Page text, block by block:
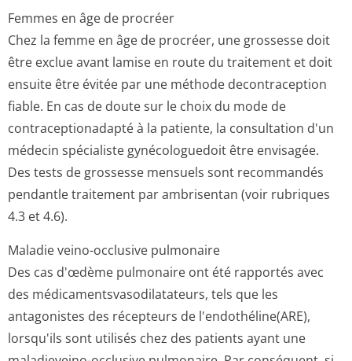
Femmes en âge de procréer
Chez la femme en âge de procréer, une grossesse doit
être exclue avant lamise en route du traitement et doit
ensuite être évitée par une méthode decontraception
fiable. En cas de doute sur le choix du mode de
contraceptionadapté à la patiente, la consultation d'un
médecin spécialiste gynécologuedoit être envisagée.
Des tests de grossesse mensuels sont recommandés
pendantle traitement par ambrisentan (voir rubriques
4.3 et 4.6).
Maladie veino-occlusive pulmonaire
Des cas d'œdème pulmonaire ont été rapportés avec
des médicamentsva­sodilatateurs, tels que les
antagonistes des récepteurs de l'endothéline(ARE),
lorsqu'ils sont utilisés chez des patients ayant une